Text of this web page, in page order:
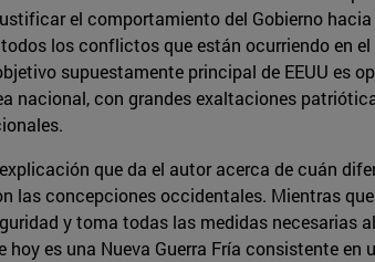
el comportamiento del Gobierno
los conflictos que están ocurriendo en
supuestamente principal de EEUU es
nacional, con grandes exaltaciones
que da el autor acerca de cuán
las concepciones occidentales. Mientras
y toma todas las medidas
hoy es una Nueva Guerra Fría consistente